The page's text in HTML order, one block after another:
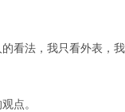
看法，我只看外表，
点。